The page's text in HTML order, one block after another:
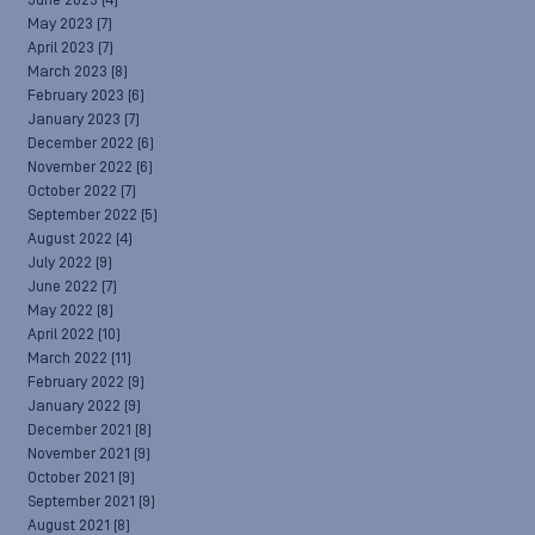
May 2023 (7)
April 2023 (7)
March 2023 (8)
February 2023 (6)
January 2023 (7)
December 2022 (6)
November 2022 (6)
October 2022 (7)
September 2022 (5)
August 2022 (4)
July 2022 (9)
June 2022 (7)
May 2022 (8)
April 2022 (10)
March 2022 (11)
February 2022 (9)
January 2022 (9)
December 2021 (8)
November 2021 (9)
October 2021 (9)
September 2021 (9)
August 2021 (8)